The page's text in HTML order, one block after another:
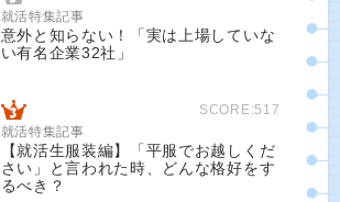
就活特集記事
意外と知らない！「実は上場していな
い有名企業32社」
SCORE:517
就活特集記事
【就活生服装編】「平服でお越しくだ
さい」と言われた時、どんな格好をす
るべき？